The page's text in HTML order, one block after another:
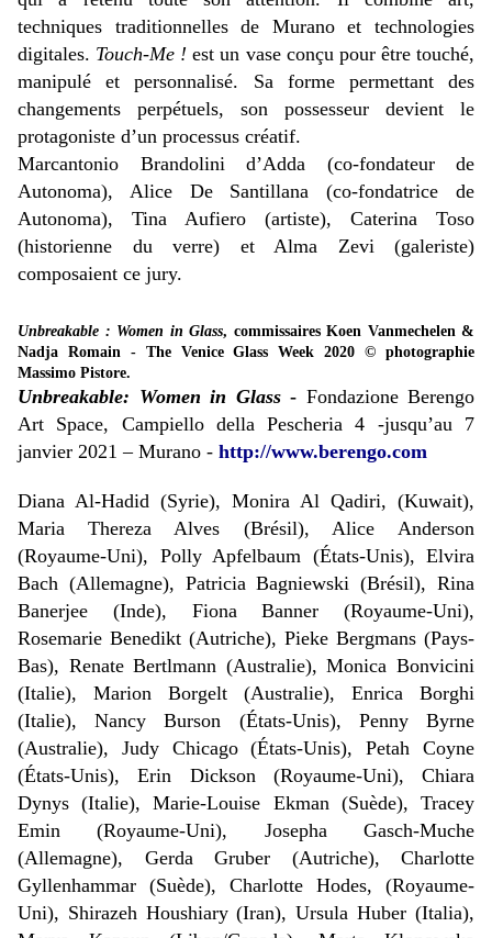
techniques traditionnelles de Murano et technologies
digitales. Touch-Me ! est un vase conçu pour être touché,
manipulé et personnalisé. Sa forme permettant des
changements perpétuels, son possesseur devient le
protagoniste d’un processus créatif.
Marcantonio Brandolini d’Adda (co-fondateur de
Autonoma), Alice De Santillana (co-fondatrice de
Autonoma), Tina Aufiero (artiste), Caterina Toso
(historienne du verre) et Alma Zevi (galeriste)
composaient ce jury.
Unbreakable : Women in Glass, commissaires Koen Vanmechelen &
Nadja Romain - The Venice Glass Week 2020 © photographie
Massimo Pistore.
Unbreakable: Women in Glass- Fondazione Berengo
Art Space, Campiello della Pescheria 4 -jusqu’au 7
janvier 2021 – Murano - http://www.berengo.com
Diana Al-Hadid (Syrie), Monira Al Qadiri, (Kuwait),
Maria Thereza Alves (Brésil), Alice Anderson
(Royaume-Uni), Polly Apfelbaum (États-Unis), Elvira
Bach (Allemagne), Patricia Bagniewski (Brésil), Rina
Banerjee (Inde), Fiona Banner (Royaume-Uni),
Rosemarie Benedikt (Autriche), Pieke Bergmans (Pays-
Bas), Renate Bertlmann (Australie), Monica Bonvicini
(Italie), Marion Borgelt (Australie), Enrica Borghi
(Italie), Nancy Burson (États-Unis), Penny Byrne
(Australie), Judy Chicago (États-Unis), Petah Coyne
(États-Unis), Erin Dickson (Royaume-Uni), Chiara
Dynys (Italie), Marie-Louise Ekman (Suède), Tracey
Emin (Royaume-Uni), Josepha Gasch-Muche
(Allemagne), Gerda Gruber (Autriche), Charlotte
Gyllenhammar (Suède), Charlotte Hodes, (Royaume-
Uni), Shirazeh Houshiary (Iran), Ursula Huber (Italia),